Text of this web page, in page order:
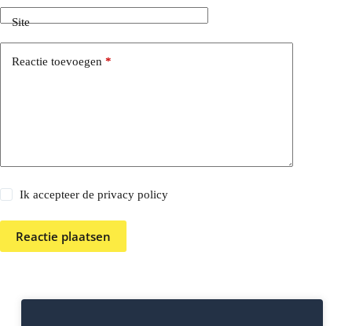
Site
Reactie toevoegen *
Ik accepteer de privacy policy
Reactie plaatsen